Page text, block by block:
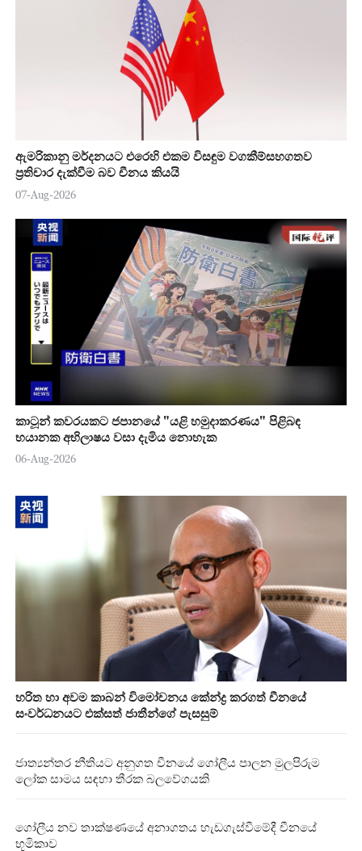
ඇමරිකානු මර්දනයට එරෙහි එකම විසඳුම වගකීම්සහගතව
ප්‍රතිචාර දැක්වීම බව චීනය කියයි
07-Aug-2026
කාටූන් කවරයකට ජපානයේ "යළි හමුදාකරණය" පිළිබඳ
භයානක අභිලාෂය වසා දැමිය නොහැක
06-Aug-2026
හරිත හා අවම කාබන් විමෝචනය කේන්ද්‍ර කරගත් චීනයේ
සංවර්ධනයට එක්සත් ජාතීන්ගේ පැසසුම්
ජාත්‍යන්තර නීතියට අනුගත චීනයේ ගෝලීය පාලන මුලපිරුම
ලෝක සාමය සඳහා තීරක බලවේගයකි
ගෝලීය නව තාක්ෂණයේ අනාගතය හැඩගැස්වීමේදී චීනයේ
භූමිකාව